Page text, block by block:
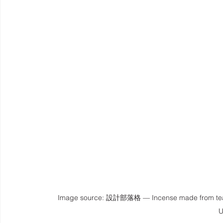
Image source: 設計部落格 — Incense made from